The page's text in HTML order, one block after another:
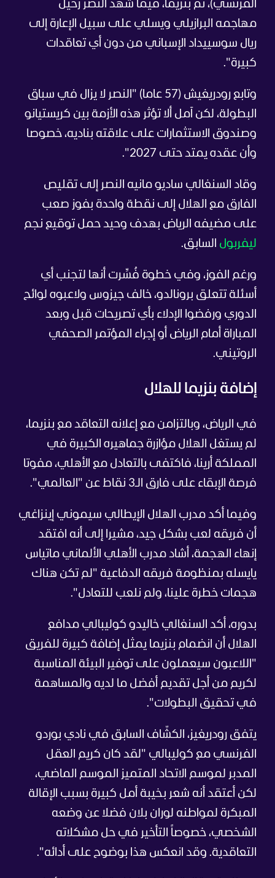
الفرنسي)، ثم بنزيما، فيما شهد النصر رحيل
مهاجمه البرازيلي ويسلي على سبيل الإعارة إلى
ريال سوسييداد الإسباني من دون أي تعاقدات
كبيرة".
وتابع رودريغيش (57 عاما) "النصر لا يزال في سباق
البطولة، لكن آمل ألا تؤثر هذه الأزمة بين كريستيانو
وصندوق الاستثمارات على علاقته بناديه، خصوصا
وأن عقده يمتد حتى 2027".
وقاد السنغالي ساديو مانيه النصر إلى تقليص
الفارق مع الهلال إلى نقطة واحدة بفوز صعب
على مضيفه الرياض بهدف وحيد حمل توقيع نجم
ليفربول السابق.
ورغم الفوز، وفي خطوة فُسِّرت أنها لتجنب أي
أسئلة تتعلق برونالدو، خالف جيزوس ولاعبوه لوائح
الدوري ورفضوا الإدلاء بأي تصريحات قبل وبعد
المباراة أمام الرياض أو إجراء المؤتمر الصحفي
الروتيني.
إضافة بنزيما للهلال
في الرياض، وبالتزامن مع إعلانه التعاقد مع بنزيما،
لم يستغل الهلال مؤازرة جماهيره الكبيرة في
المملكة أرينا، فاكتفى بالتعادل مع الأهلي، مفوتا
فرصة الإبقاء على فارق الـ3 نقاط عن "العالمي".
وفيما أكد مدرب الهلال الإيطالي سيموني إينزاغي
أن فريقه لعب بشكل جيد، مشيرا إلى أنه افتقد
إنهاء الهجمة، أشاد مدرب الأهلي الألماني ماتياس
يايسله بمنظومة فريقه الدفاعية "لم تكن هناك
هجمات خطرة علينا، ولم نلعب للتعادل".
بدوره، أكد السنغالي خاليدو كوليبالي مدافع
الهلال أن انضمام بنزيما يمثل إضافة كبيرة للفريق
"اللاعبون سيعملون على توفير البيئة المناسبة
لكريم من أجل تقديم أفضل ما لديه والمساهمة
في تحقيق البطولات".
يتفق رودريغيز، الكشّاف السابق في نادي بوردو
الفرنسي مع كوليبالي "لقد كان كريم العقل
المدبر لموسم الاتحاد المتميز الموسم الماضي،
لكن أعتقد أنه شعر بخيبة أمل كبيرة بسبب الإقالة
المبكرة لمواطنه لوران بلان فضلا عن وضعه
الشخصي، خصوصاً التأخير في حل مشكلاته
التعاقدية. وقد انعكس هذا بوضوح على أدائه".